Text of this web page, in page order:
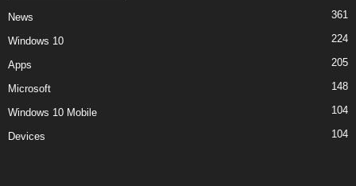
News 361
Windows 10 224
Apps 205
Microsoft 148
Windows 10 Mobile 104
Devices 104